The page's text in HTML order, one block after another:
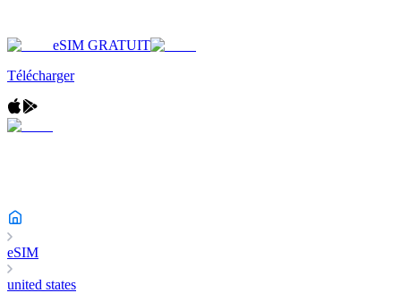
eSIM GRATUIT
Télécharger
eSIM
united states